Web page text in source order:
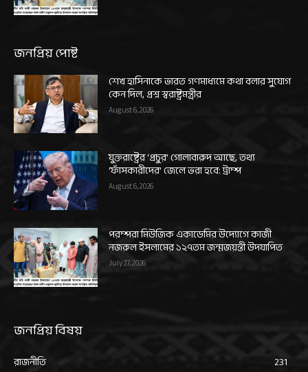
জনপ্রিয় পোষ্ট
শেখ হাসিনাকে ভারত গণমাধ্যমে কথা বলার সুযোগ
কেন দিল, প্রশ্ন স্বরাষ্ট্রমন্ত্রীর
August 6, 2026
যুক্তরাষ্ট্রের ‘প্রচুর’ গোলাবারুদ আছে, তথ্য
‘ফাঁসকারীদের’ জেলে ভরা হবে: ট্রাম্প
August 6, 2026
পরম্পরা মিউজিক একাডেমির উদ্যোগে কাজী
নজরুল ইসলামের ১২৭তম জন্মজয়ন্তী উদযাপিত
July 27, 2026
জনপ্রিয় বিষয়
রাজনীতি
231